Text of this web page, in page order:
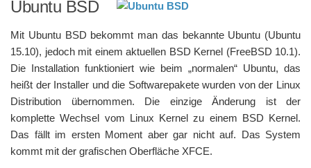
Ubuntu BSD
Mit Ubuntu BSD bekommt man das bekannte Ubuntu (Ubuntu
15.10), jedoch mit einem aktuellen BSD Kernel (FreeBSD 10.1).
Die Installation funktioniert wie beim „normalen“ Ubuntu, das
heißt der Installer und die Softwarepakete wurden von der Linux
Distribution übernommen. Die einzige Änderung ist der
komplette Wechsel vom Linux Kernel zu einem BSD Kernel.
Das fällt im ersten Moment aber gar nicht auf. Das System
kommt mit der grafischen Oberfläche XFCE.